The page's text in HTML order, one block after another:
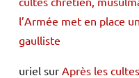
l’Armée met en place
gaulliste
uriel sur Après les